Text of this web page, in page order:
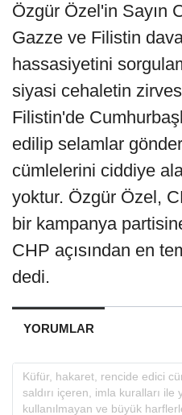
Özgür Özel'in Sayın
Gazze ve Filistin
hassasiyetini
siyasi cehaletin
Filistin'de
edilip selamlar
cümlelerini ciddiye
yoktur. Özgür Özel,
bir kampanya
CHP açısından en
dedi.
YORUMLAR